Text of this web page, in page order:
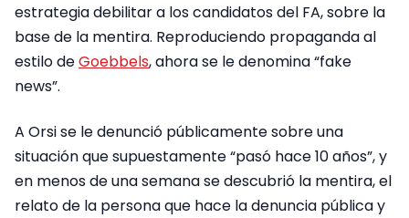
estrategia debilitar a los candidatos del FA, sobre la
base de la mentira. Reproduciendo propaganda al
estilo deGoebbels, ahora se le denomina “fake
news”.
A Orsi se le denunció públicamente sobre una
situación que supuestamente “pasó hace 10 años”, y
en menos de una semana se descubrió la mentira, el
relato de la persona que hace la denuncia pública y